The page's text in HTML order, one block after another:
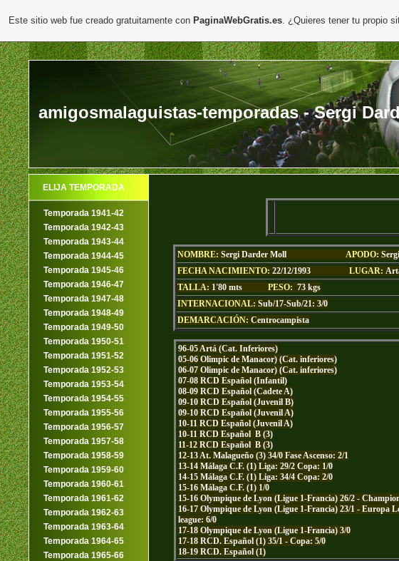
amigosmalaguistas-temporadas - Sergi
ELIJA TEMPORADA
Temporada 1941-42
Temporada 1942-43
Temporada 1943-44
Temporada 1944-45
Temporada 1945-46
Temporada 1946-47
Temporada 1947-48
Temporada 1948-49
Temporada 1949-50
Temporada 1950-51
Temporada 1951-52
Temporada 1952-53
Temporada 1953-54
Temporada 1954-55
Temporada 1955-56
Temporada 1956-57
Temporada 1957-58
Temporada 1958-59
Temporada 1959-60
Temporada 1960-61
Temporada 1961-62
Temporada 1962-63
Temporada 1963-64
Temporada 1964-65
Temporada 1965-66
NOMBRE: Sergi Darder Moll APODO:
FECHA NACIMIENTO: 22/12/1993 LUGAR:
TALLA: 1'80 mts PESO: 73 kgs
INTERNACIONAL: Sub/17-Sub/21: 3/0
DEMARCACIÓN: Centrocampista
96-05 Artá (Cat. Inferiores)
05-06 Olimpic de Manacor) (Cat. inferiores)
06-07 Olimpic de Manacor) (Cat. inferiores)
07-08 RCD Español (Infantil)
08-09 RCD Español (Cadete A)
09-10 RCD Español (Juvenil B)
09-10 RCD Español (Juvenil A)
10-11 RCD Español (Juvenil A)
10-11 RCD Español B (3)
11-12 RCD Español B (3)
12-13 At. Malagueño (3) 34/0 Fase Ascenso: 2/1
13-14 Málaga C.F. (1) Liga: 29/2 Copa: 1/0
14-15 Málaga C.F. (1) Liga: 34/4 Copa: 2/0
15-16 Málaga C.F. (1) 1/0
15-16 Olympique de Lyon (Ligue 1-Francia) 26/2 -
16-17 Olympique de Lyon (Ligue 1-Francia) 23/1 - Europa
league: 6/0
17-18 Olympique de Lyon (Ligue 1-Francia) 3/0
17-18 RCD. Español (1) 35/1 - Copa: 5/0
18-19 RCD. Español (1)
Este sitio web fue creado gratuitamente con PaginaWebGratis.es. ¿Quieres tener tu propio